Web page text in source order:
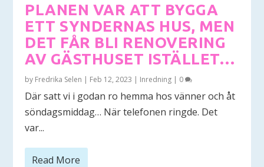
PLANEN VAR ATT BYGGA
ETT SYNDERNAS HUS, MEN
DET FÅR BLI RENOVERING
AV GÄSTHUSET ISTÄLLET…
by Fredrika Selen | Feb 12, 2023 | Inredning | 0
Där satt vi i godan ro hemma hos vänner och åt
söndagsmiddag… När telefonen ringde. Det
var...
Read More